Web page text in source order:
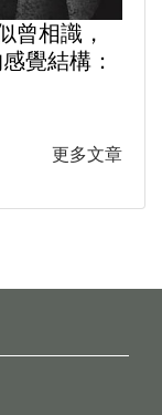
曾相識，
覺結構：
政治1950-
更多文章